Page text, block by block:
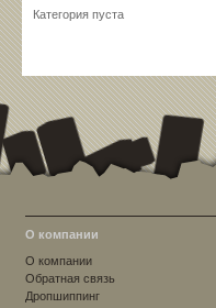
Категория пуста
О компании
О компании
Обратная связь
Дропшиппинг